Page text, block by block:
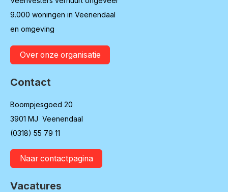
9.000 woningen in Veenendaal
en omgeving
Over onze organisatie
Contact
Boompjesgoed 20
3901 MJ Veenendaal
(0318) 55 79 11
Naar contactpagina
Vacatures